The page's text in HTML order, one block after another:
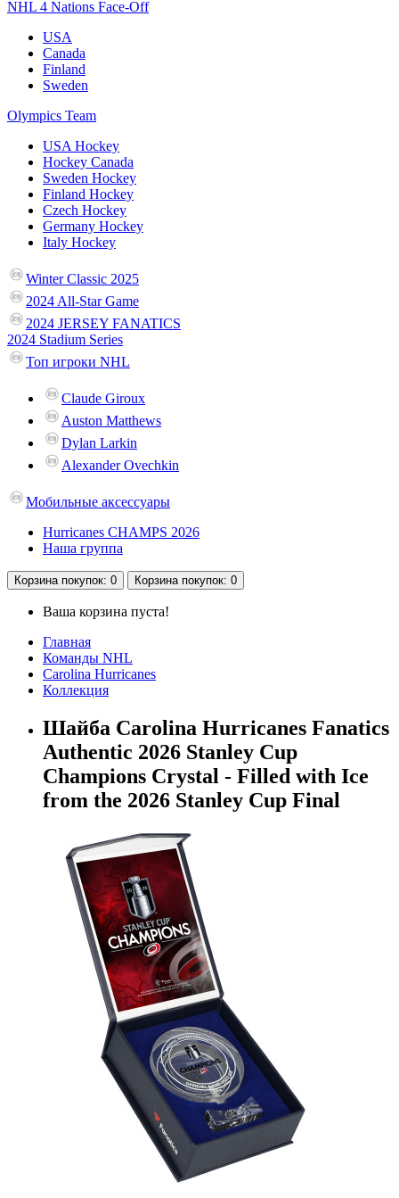
NHL 4 Nations Face-Off
USA
Canada
Finland
Sweden
Olympics Team
USA Hockey
Hockey Canada
Sweden Hockey
Finland Hockey
Czech Hockey
Germany Hockey
Italy Hockey
Winter Classic 2025
2024 All-Star Game
2024 JERSEY FANATICS
2024 Stadium Series
Топ игроки NHL
Claude Giroux
Auston Matthews
Dylan Larkin
Alexander Ovechkin
Мобильные аксессуары
Hurricanes CHAMPS 2026
Наша группа
Корзина покупок: 0 Корзина покупок: 0
Ваша корзина пуста!
Главная
Команды NHL
Carolina Hurricanes
Коллекция
Шайба Carolina Hurricanes Fanatics
Authentic 2026 Stanley Cup
Champions Crystal - Filled with Ice
from the 2026 Stanley Cup Final